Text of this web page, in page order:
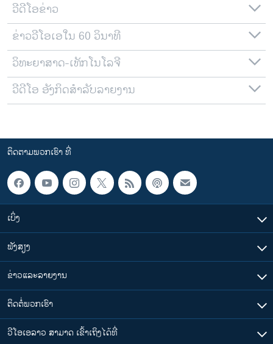
ວີດີໂອຂ່າວ
ຂ່າວວີໂອເອໃນ 60 ວິນາທີ
ວິທະຍາສາດ-ເທັກໂນໂລຈີ
ວີດີໂອ ອັງກິດສຳລັບລາຍງານ
ຕິດຕາມພວກເຮົາ ທີ່
ເບິ່ງ
ຟັງສຽງ
ຂ່າວແລະລາຍງານ
ຕິດຕໍ່ພວກເຮົາ
ວີໂອເອລາວ ສາມາດ ເຂົ້າເຖິງໄດ້ທີ່